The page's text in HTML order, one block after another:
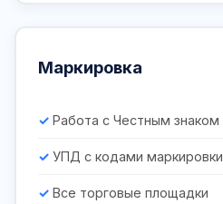
Маркировка
Работа с Честным знаком
УПД с кодами маркировки
Все торговые площадки